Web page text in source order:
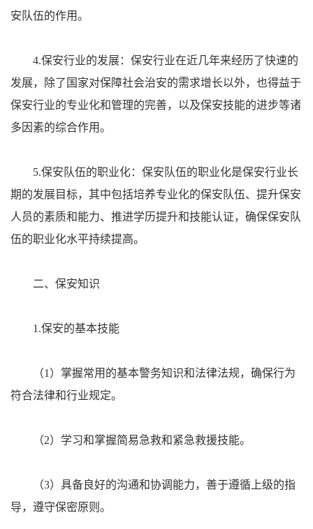
安队伍的作用。
4.保安行业的发展：保安行业在近几年来经历了快速的
发展，除了国家对保障社会治安的需求增长以外，也得益于
保安行业的专业化和管理的完善，以及保安技能的进步等诸
多因素的综合作用。
5.保安队伍的职业化：保安队伍的职业化是保安行业长
期的发展目标，其中包括培养专业化的保安队伍、提升保安
人员的素质和能力、推进学历提升和技能认证，确保保安队
伍的职业化水平持续提高。
二、保安知识
1.保安的基本技能
（1）掌握常用的基本警务知识和法律法规，确保行为
符合法律和行业规定。
（2）学习和掌握简易急救和紧急救援技能。
（3）具备良好的沟通和协调能力，善于遵循上级的指
导，遵守保密原则。